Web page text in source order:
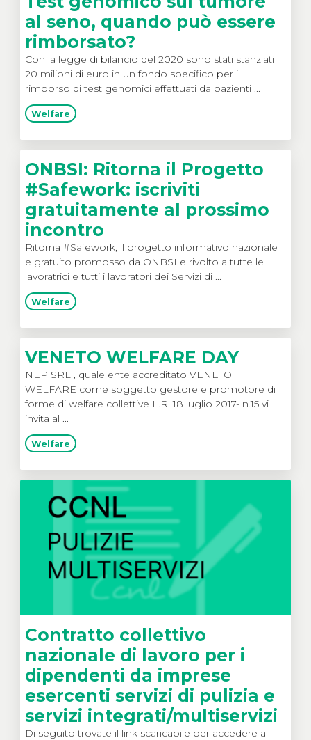
al seno, quando può essere
rimborsato?
Con la legge di bilancio del 2020 sono stati stanziati
20 milioni di euro in un fondo specifico per il
rimborso di test genomici effettuati da pazienti ...
Welfare
ONBSI: Ritorna il Progetto
#Safework: iscriviti
gratuitamente al prossimo
incontro
Ritorna #Safework, il progetto informativo nazionale
e gratuito promosso da ONBSI e rivolto a tutte le
lavoratrici e tutti i lavoratori dei Servizi di ...
Welfare
VENETO WELFARE DAY
NEP SRL , quale ente accreditato VENETO
WELFARE come soggetto gestore e promotore di
forme di welfare collettive L.R. 18 luglio 2017- n.15 vi
invita al ...
Welfare
Contratto collettivo
nazionale di lavoro per i
dipendenti da imprese
esercenti servizi di pulizia e
servizi integrati/multiservizi
Di seguito trovate il link scaricabile per accedere al